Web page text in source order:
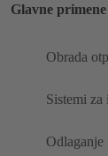
Glavne primene
Obrada
Sistemi
Odlaganje